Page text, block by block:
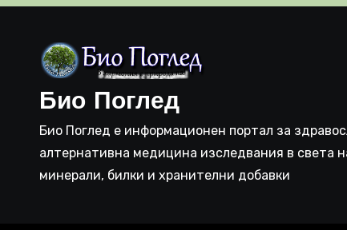
Био Поглед
Био Поглед е информационен портал за
алтернативна медицина изследвания в света
минерали, билки и хранителни добавки